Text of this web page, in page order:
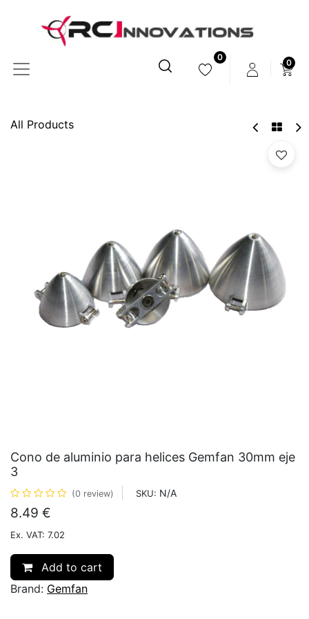
0
0
All Products
Cono de aluminio para helices Gemfan 30mm eje
3
(0 review) SKU: N/A
8.49 €
Ex. VAT: 7.02
Add to cart
Brand: Gemfan